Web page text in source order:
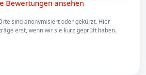
Bewertungen ansehen
sind anonymisiert oder gekürzt. Hier
erst, wenn wir sie kurz geprüft haben.